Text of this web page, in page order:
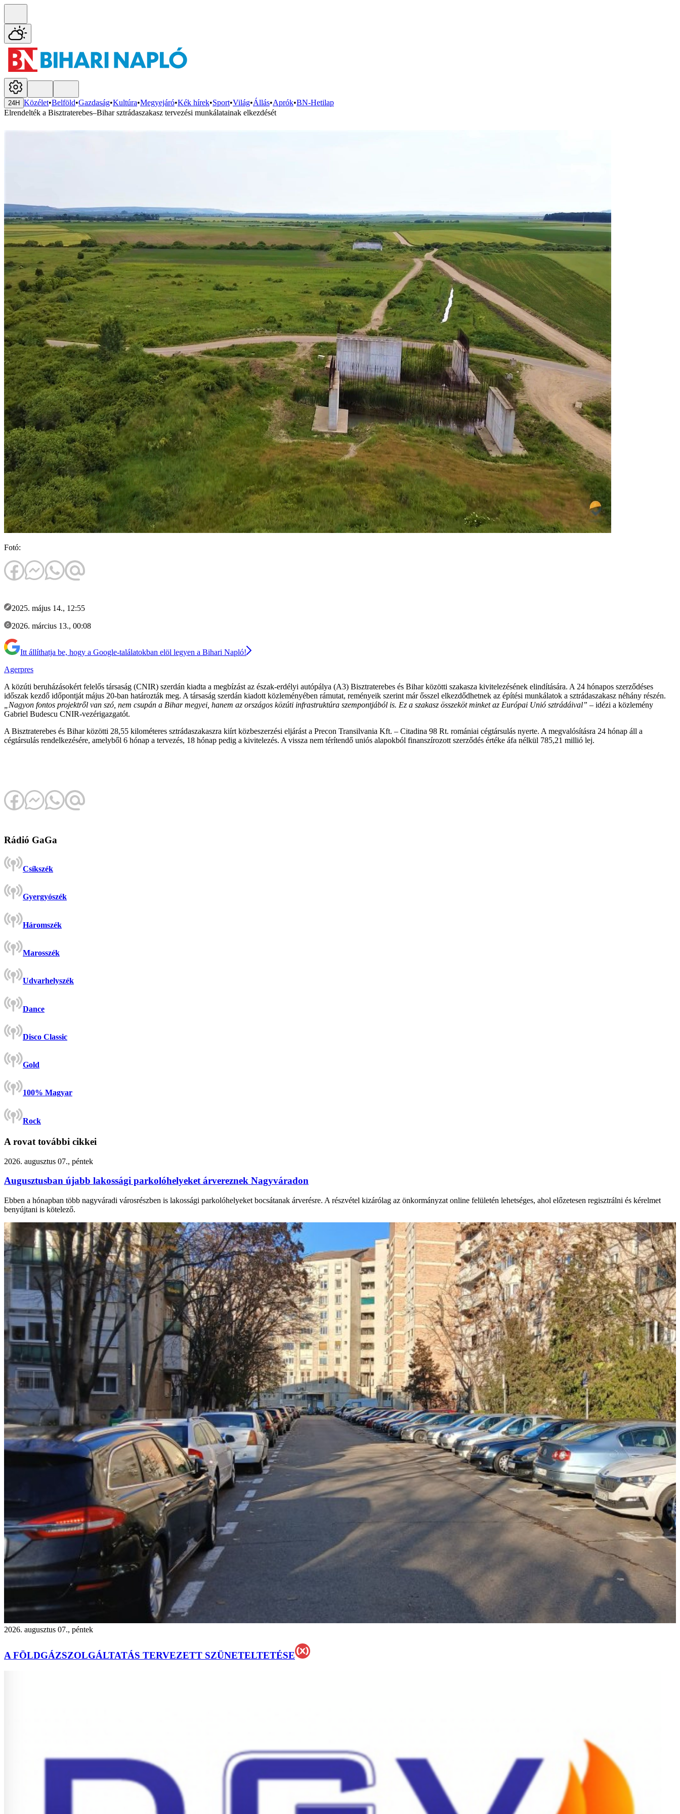
24H Közélet•Belföld•Gazdaság•Kultúra•Megyejáró•Kék hírek•Sport•Világ•Állás•Aprók•BN-Hetilap
Elrendelték a Bisztraterebes–Bihar sztrádaszakasz tervezési munkálatainak elkezdését
Fotó:
2025. május 14., 12:55
2026. március 13., 00:08
Itt állíthatja be, hogy a Google-találatokban elöl legyen a Bihari Napló!
Agerpres
A közúti beruházásokért felelős társaság (CNIR) szerdán kiadta a megbízást az észak-erdélyi autópálya (A3) Bisztraterebes és Bihar közötti szakasza kivitelezésének elindítására. A 24 hónapos szerződéses
időszak kezdő időpontját május 20-ban határozták meg. A társaság szerdán kiadott közleményében rámutat, reményeik szerint már ősszel elkezdődhetnek az építési munkálatok a sztrádaszakasz néhány részén.
„Nagyon fontos projektről van szó, nem csupán a Bihar megyei, hanem az országos közúti infrastruktúra szempontjából is. Ez a szakasz összeköt minket az Európai Unió sztrádáival” – idézi a közlemény
Gabriel Budescu CNIR-vezérigazgatót.
A Bisztraterebes és Bihar közötti 28,55 kilométeres sztrádaszakaszra kiírt közbeszerzési eljárást a Precon Transilvania Kft. – Citadina 98 Rt. romániai cégtársulás nyerte. A megvalósításra 24 hónap áll a
cégtársulás rendelkezésére, amelyből 6 hónap a tervezés, 18 hónap pedig a kivitelezés. A vissza nem térítendő uniós alapokból finanszírozott szerződés értéke áfa nélkül 785,21 millió lej.
Rádió GaGa
Csíkszék
Gyergyószék
Háromszék
Marosszék
Udvarhelyszék
Dance
Disco Classic
Gold
100% Magyar
Rock
A rovat további cikkei
2026. augusztus 07., péntek
Augusztusban újabb lakossági parkolóhelyeket árvereznek Nagyváradon
Ebben a hónapban több nagyváradi városrészben is lakossági parkolóhelyeket bocsátanak árverésre. A részvétel kizárólag az önkormányzat online felületén lehetséges, ahol előzetesen regisztrálni és kérelmet
benyújtani is kötelező.
2026. augusztus 07., péntek
A FÖLDGÁZSZOLGÁLTATÁS TERVEZETT SZÜNETELTETÉSE